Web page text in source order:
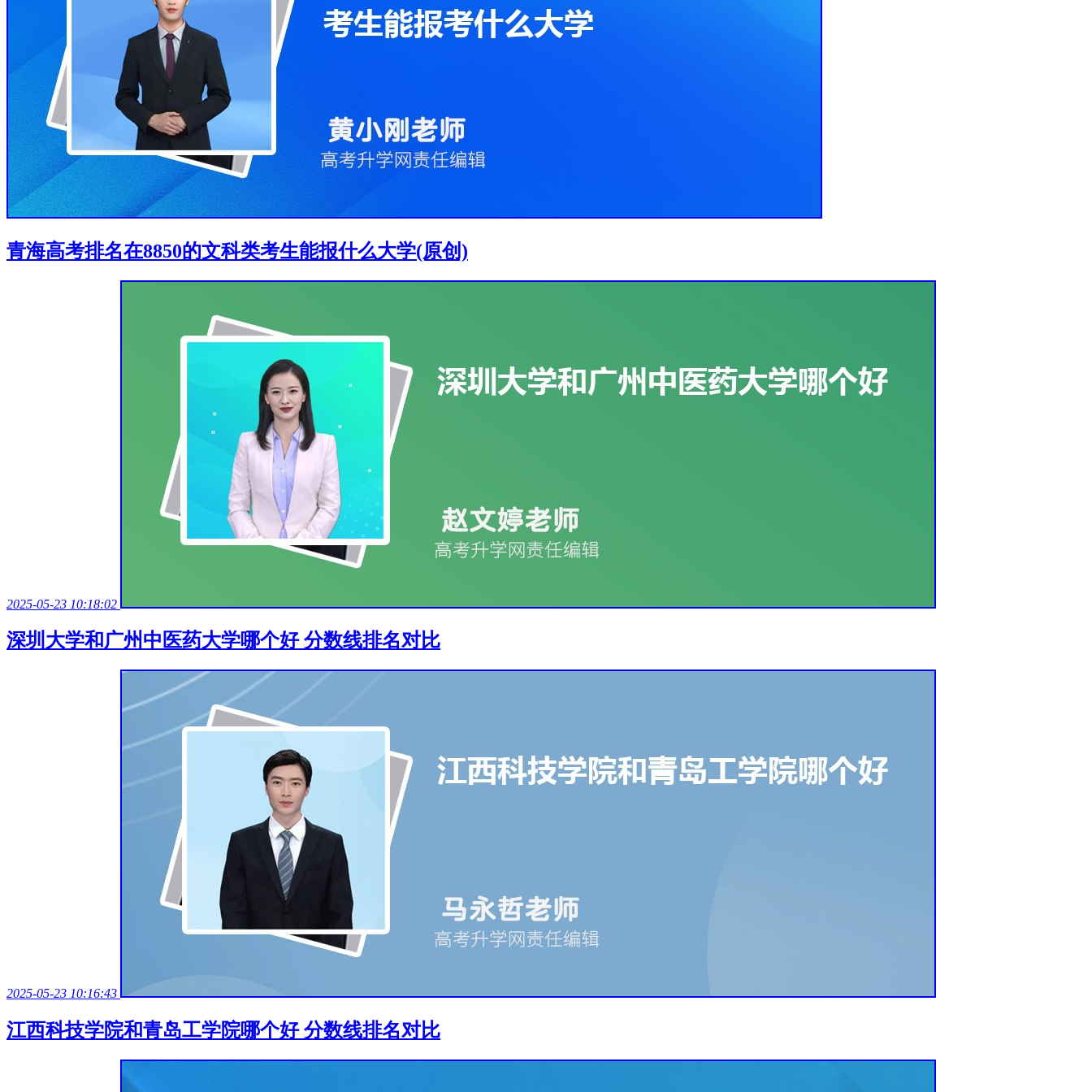
青海高考排名在8850的文科类考生能报什么大学(原创)
2025-05-23 10:18:02
深圳大学和广州中医药大学哪个好 分数线排名对比
2025-05-23 10:16:43
江西科技学院和青岛工学院哪个好 分数线排名对比